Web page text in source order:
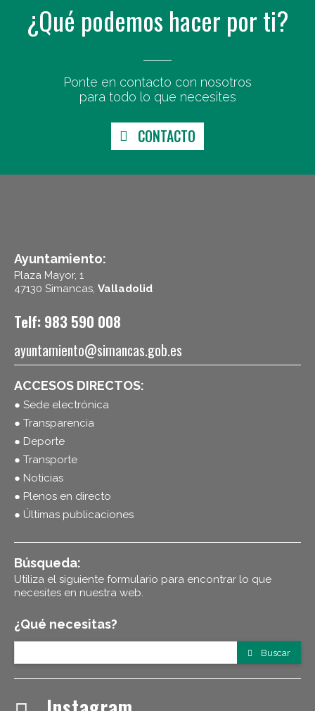
¿Qué podemos hacer por ti?
Ponte en contacto con nosotros
para todo lo que necesites
CONTACTO
Ayuntamiento:
Plaza Mayor, 1
47130 Simancas, Valladolid
Telf: 983 590 008
ayuntamiento@simancas.gob.es
ACCESOS DIRECTOS:
● Sede electrónica
● Transparencia
● Deporte
● Transporte
● Noticias
● Plenos en directo
● Últimas publicaciones
Búsqueda:
Utiliza el siguiente formulario para encontrar lo que
necesites en nuestra web.
¿Qué necesitas?
Buscar